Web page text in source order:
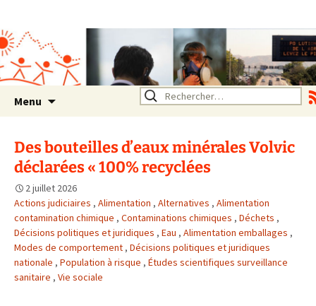
Rhône Alpes
Un environnement sain pour
la santé de tous
Menu Rechercher :
Des bouteilles d’eaux minérales Volvic
déclarées « 100% recyclées
2 juillet 2026
Actions judiciaires , Alimentation , Alternatives , Alimentation
contamination chimique , Contaminations chimiques , Déchets ,
Décisions politiques et juridiques , Eau , Alimentation emballages ,
Modes de comportement , Décisions politiques et juridiques
nationale , Population à risque , Études scientifiques surveillance
sanitaire , Vie sociale